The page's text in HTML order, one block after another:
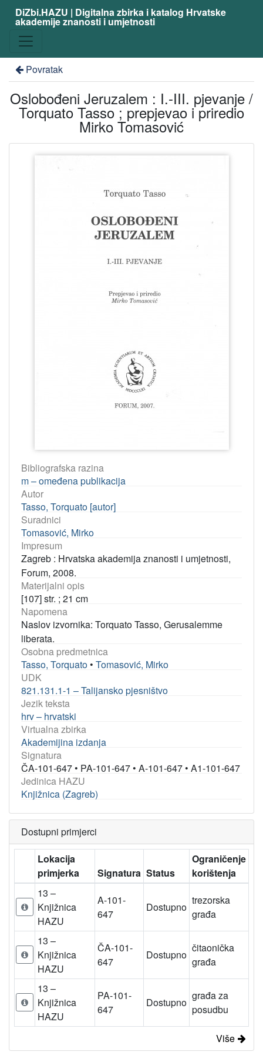
DiZbi.HAZU | Digitalna zbirka i katalog Hrvatske
akademije znanosti i umjetnosti
Povratak
Oslobođeni Jeruzalem : I.-III. pjevanje /
Torquato Tasso ; prepjevao i priredio
Mirko Tomasović
Bibliografska razina
m – omeđena publikacija
Autor
Tasso, Torquato [autor]
Suradnici
Tomasović, Mirko
Impresum
Zagreb : Hrvatska akademija znanosti i umjetnosti,
Forum, 2008.
Materijalni opis
[107] str. ; 21 cm
Napomena
Naslov izvornika: Torquato Tasso, Gerusalemme
liberata.
Osobna predmetnica
Tasso, Torquato • Tomasović, Mirko
UDK
821.131.1-1 – Talijansko pjesništvo
Jezik teksta
hrv – hrvatski
Virtualna zbirka
Akademijina izdanja
Signatura
ČA-101-647 • PA-101-647 • A-101-647 • A1-101-647
Jedinica HAZU
Knjižnica (Zagreb)
Dostupni primjerci
Lokacija
primjerka
Signatura Status
Ograničenje
korištenja
13 –
Knjižnica
HAZU
A-101-
647
Dostupno
trezorska
građa
13 –
Knjižnica
HAZU
ČA-101-
647
Dostupno
čitaonička
građa
13 –
Knjižnica
HAZU
PA-101-
647
Dostupno
građa za
posudbu
Više